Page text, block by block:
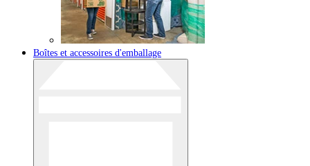
Boîtes et accessoires d'emballage